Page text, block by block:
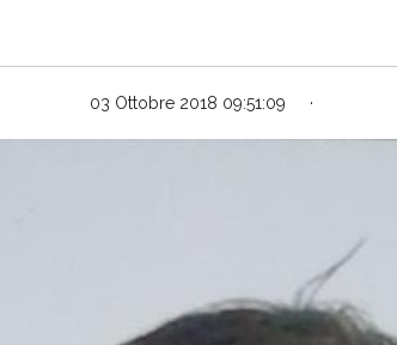
03 Ottobre 2018 09:51:09